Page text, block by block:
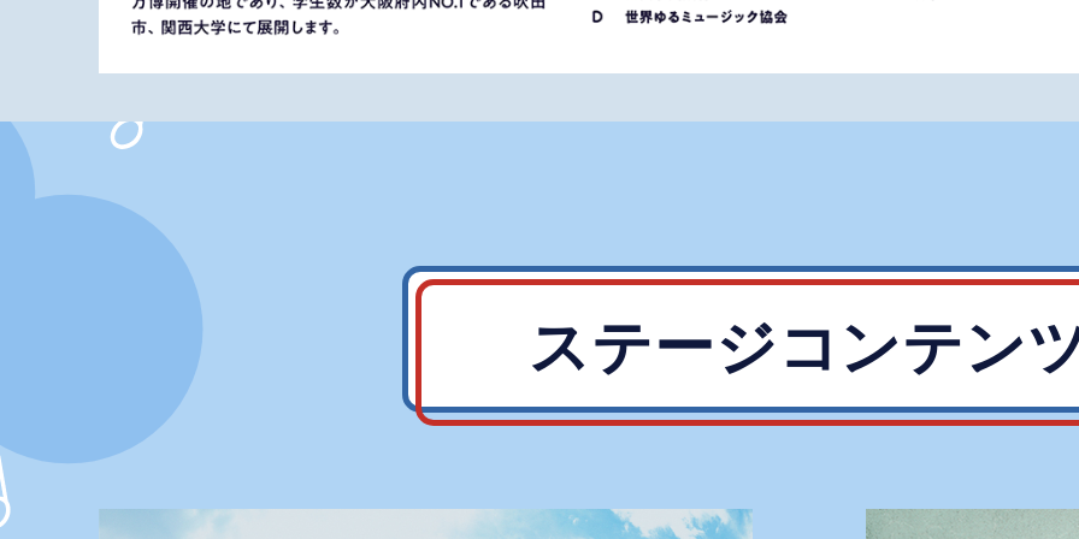
ステージコンテン